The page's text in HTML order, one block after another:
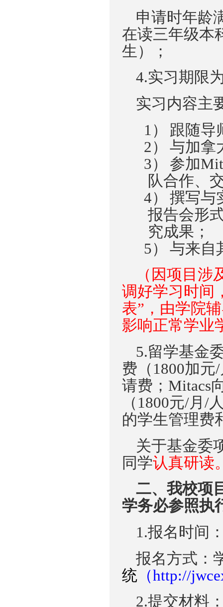
申请时年龄
在读三年级本
生）；
4.实习期限
实习内容主
1）
跟随导
2）
与加拿
3）
参加Mit
队合作、
4）
撰写与
报告会形
究成果 ；
5）
与来自
（因项 目 涉
调好学习时间
表”，由学院
影响正常学业
5.留学基金
费（1800加元
请费 ； Mitacs
（1800元/月/
的学生管理费
关于基金委
同学认真研读
二、我校项
学务必参照执
1.报名时间
报名方式：
统 （http://
2.提交材料